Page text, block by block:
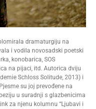
dramaturgiju na
i vodila novosadski poetski
konobarica, SOS
na pijaci, itd. Autorica dviju
Schloss Solitude, 2013) i
su joj prevođene na
u suradnji s glazbenicima
za njenu kolumnu “Ljubavi i